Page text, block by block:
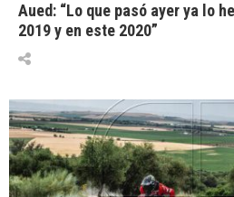
Aued: “Lo que pasó ayer ya lo
2019 y en este 2020”